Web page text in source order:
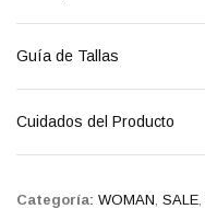
Guía de Tallas
Cuidados del Producto
Categoría: WOMAN SALE